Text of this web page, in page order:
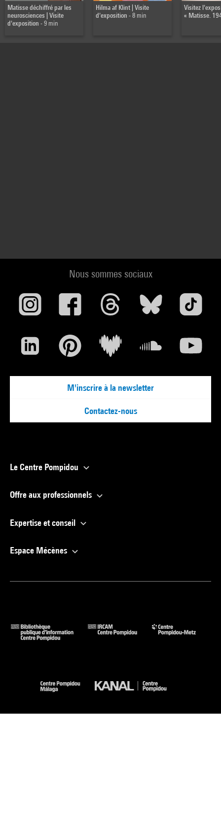
Matisse déchiffré par les
neurosciences | Visite
d'exposition - 9 min
Hilma af Klint | Visite
d'exposition- 8 min
Visitez
« Matisse.
Nous sommes sociaux
M'inscrire à la newsletter
Contactez-nous
Le Centre Pompidou
Offre aux professionnels
Expertise et conseil
Espace Mécènes